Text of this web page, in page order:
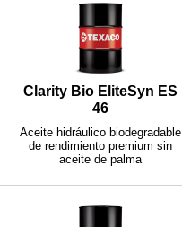
Clarity Bio EliteSyn ES
46
Aceite hidráulico biodegradable
de rendimiento premium sin
aceite de palma